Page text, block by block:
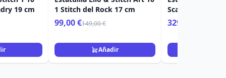
19 cm
1 Stitch del Rock 17 cm
99,00 €149,00 €
Añadir
Scale Máscara
Cáncer 23 cm
329,00 €